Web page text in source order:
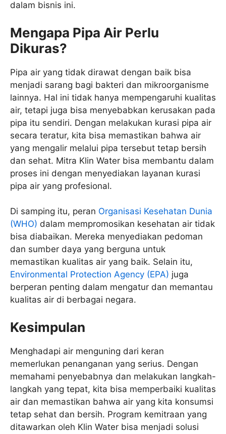
dalam bisnis ini.
Mengapa Pipa Air Perlu
Dikuras?
Pipa air yang tidak dirawat dengan baik bisa
menjadi sarang bagi bakteri dan mikroorganisme
lainnya. Hal ini tidak hanya mempengaruhi kualitas
air, tetapi juga bisa menyebabkan kerusakan pada
pipa itu sendiri. Dengan melakukan kurasi pipa air
secara teratur, kita bisa memastikan bahwa air
yang mengalir melalui pipa tersebut tetap bersih
dan sehat. Mitra Klin Water bisa membantu dalam
proses ini dengan menyediakan layanan kurasi
pipa air yang profesional.
Di samping itu, peran Organisasi Kesehatan Dunia
(WHO) dalam mempromosikan kesehatan air tidak
bisa diabaikan. Mereka menyediakan pedoman
dan sumber daya yang berguna untuk
memastikan kualitas air yang baik. Selain itu,
Environmental Protection Agency (EPA) juga
berperan penting dalam mengatur dan memantau
kualitas air di berbagai negara.
Kesimpulan
Menghadapi air menguning dari keran
memerlukan penanganan yang serius. Dengan
memahami penyebabnya dan melakukan langkah-
langkah yang tepat, kita bisa memperbaiki kualitas
air dan memastikan bahwa air yang kita konsumsi
tetap sehat dan bersih. Program kemitraan yang
ditawarkan oleh Klin Water bisa menjadi solusi